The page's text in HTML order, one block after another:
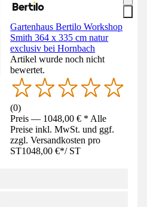
Gartenhaus Bertilo Workshop
Smith 364 x 335 cm natur
exclusiv bei Hornbach
Artikel wurde noch nicht
bewertet.
(0)
Preis — 1048,00 € * Alle
Preise inkl. MwSt. und ggf.
zzgl. Versandkosten pro
ST1048,00 €*/ ST